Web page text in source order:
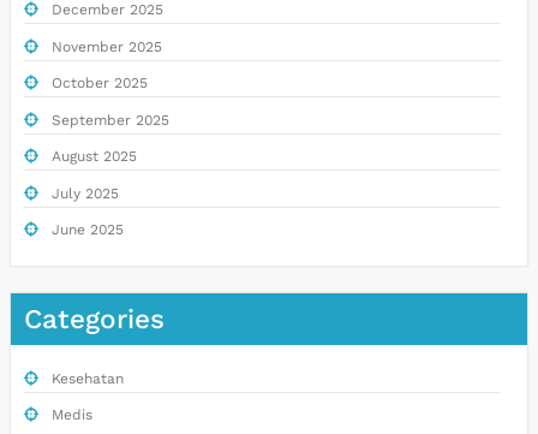
December 2025
November 2025
October 2025
September 2025
August 2025
July 2025
June 2025
Categories
Kesehatan
Medis